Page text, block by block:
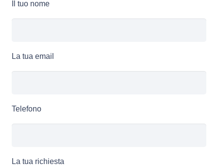
Il tuo nome
La tua email
Telefono
La tua richiesta